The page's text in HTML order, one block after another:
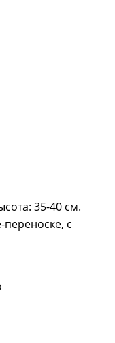
35-40 см.
с